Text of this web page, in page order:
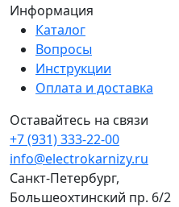
Информация
Каталог
Вопросы
Инструкции
Оплата и доставка
Оставайтесь на связи
+7 (931) 333-22-00
info@electrokarnizy.ru
Санкт-Петербург,
Большеохтинский пр. 6/2